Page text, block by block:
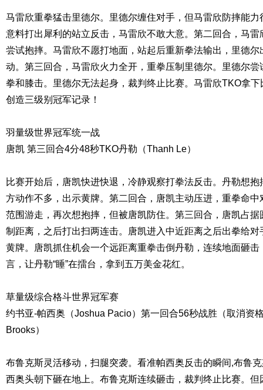
马雷欣重拳猛击里德尔。里德尔缠住对手，但马雷欣防摔能
意料打出犀利的站立反击，马雷欣不敢大意。第二回合，马
尝试抱摔。马雷欣不愿打地面，站起后重新拳法输出，里德
动。第三回合，马雷欣火力全开，重拳压制里德尔。里德尔
拳和膝击。里德尔无法起身，裁判终止比赛。马雷欣TKO拿
创造三级别冠军记录！
羽量级世界冠军统一战
唐凯 第三回合4分48秒TKO丹勒（Thanh Le）
比赛开始后，唐凯快进快退，冷静观察打拳法反击。丹勒想
方动作不多，出示黄牌。第二回合，唐凯主动压进，重拳命
范围游走，再次想抱摔，但被唐凯防住。第三回合，唐凯占
制距离，之后打出扫两连击。唐凯进入中近距离之后出拳给
黄牌。唐凯抓住机会一个远距离重拳击倒丹勒，连续地面砸
言，让丹勒“睡”在擂台，拿到五万美金花红。
草量级综合格斗世界冠军赛
约书亚-帕西奥（Joshua Pacio）第一回合56秒战胜（取消资
Brooks）
布鲁克斯灵活移动，扫腿突袭。看准帕西奥反击的瞬间,布鲁
西奥头朝下砸在地上。布鲁克斯连续砸击，裁判终止比赛。